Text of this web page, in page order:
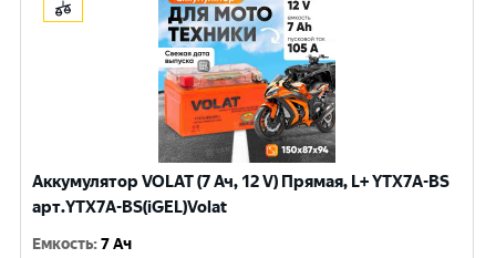
Аккумулятор VOLAT (7 Ач, 12 V) Прямая, L+ YTX7A-BS
арт.YTX7A-BS(iGEL)Volat
Емкость:7 Ач